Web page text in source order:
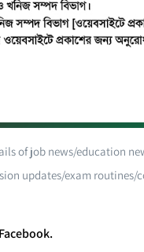
of job news/education
updates/exam routines/